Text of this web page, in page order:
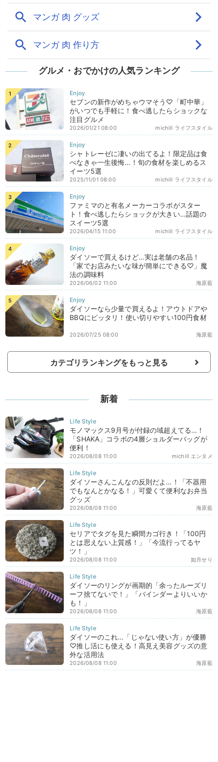
グルメ・おでかけの人気ランキング
セブンの新作がめちゃウマそう♡「町中華」
がいつでも手軽に！食べ逃したらショックな
注目グルメ
michill ライフスタイル
2026/01/21 08:00
シャトレーゼに凄いの出てるよ！限定品は食
べなきゃ一生後悔…！旬の食材を楽しめるス
イーツ5選
michill ライフスタイル
2025/11/01 08:00
ファミマのと有名メーカーコラボがスター
ト！食べ逃したらショックが大きい…話題の
スイーツ5選
michill ライフスタイル
2026/04/15 11:00
ダイソーで買えるけど…実は老舗の名品！
「家でお店みたいな味が簡単にできる♡」魔
法の調味料
海原藍
2026/06/02 11:00
ダイソーなら少量で買えるよ！アウトドアや
BBQにピッタリ！使い切りやすい100円食材
海原藍
2026/07/25 08:00
カテゴリランキングをもっと見る
新着
モノマックス9月号が付録の域超えてる…！
「SHAKA」コラボの4層ショルダーバッグが
便利！
michill エンタメ
2026/08/08 11:00
ダイソーさんこんなの反則だよ…！「不器用
でもなんとかなる！」可愛くて便利なお弁当
グッズ
海原藍
2026/08/08 11:00
セリアでタグを見た瞬間カゴ行き！「100円
とは思えない上質感！」「今流行ってるヤ
ツ！」
如月せり
2026/08/08 11:00
ダイソーのリングが画期的「余ったルーズリ
ーフ捨てないで！」「バインダーよりいいか
も！」
海原藍
2026/08/08 11:00
ダイソーのこれ…「じゃない使い方」が優勝
♡推し活にも使える！高見え美容グッズの意
外な活用法
海原藍
2026/08/08 11:00